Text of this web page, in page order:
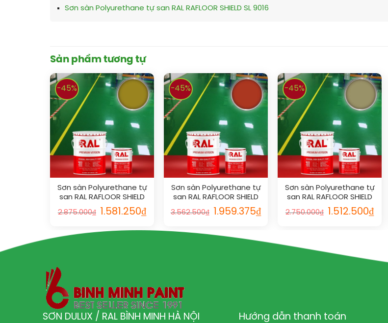
Sơn sàn Polyurethane tự san RAL RAFLOOR SHIELD SL 9016
Sản phẩm tương tự
-45%
Sơn sàn Polyurethane tự
san RAL RAFLOOR SHIELD
SL 1027
2.875.000₫ 1.581.250₫
-45%
Sơn sàn Polyurethane tự
san RAL RAFLOOR SHIELD
SL 2002
3.562.500₫ 1.959.375₫
-45%
Sơn sàn Polyurethane tự
san RAL RAFLOOR SHIELD
SL 1020
2.750.000₫ 1.512.500₫
SƠN DULUX / RAL BÌNH MINH HÀ NỘI Hướng dẫn thanh toán